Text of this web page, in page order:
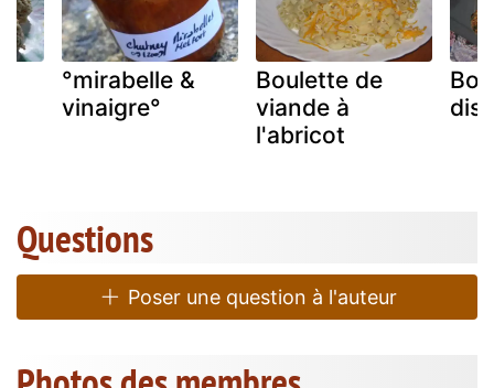
°mirabelle &
vinaigre°
Boulette de
viande à
l'abricot
Questions
Poser une question à l'auteur